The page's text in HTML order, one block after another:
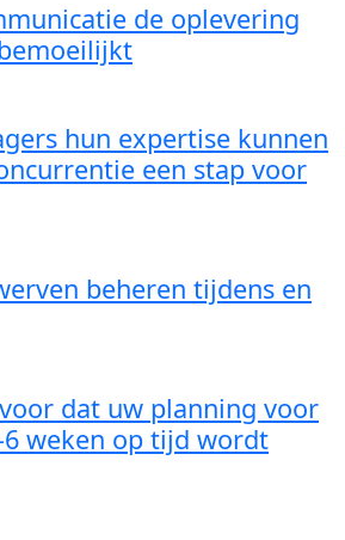
de oplevering
hun expertise kunnen
een stap voor
beheren tijdens en
dat uw planning voor
weken op tijd wordt